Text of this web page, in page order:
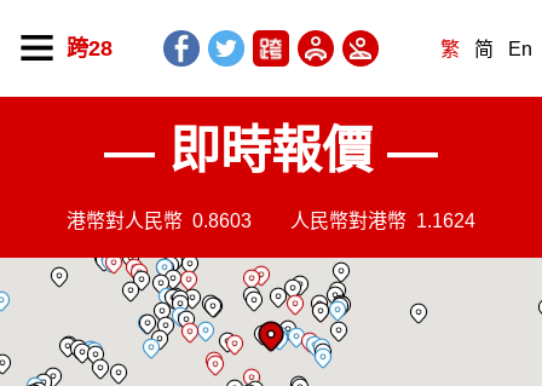
跨28 繁 简 En
— 即時報價 —
港幣對人民幣 0.8603 人民幣對港幣 1.1624